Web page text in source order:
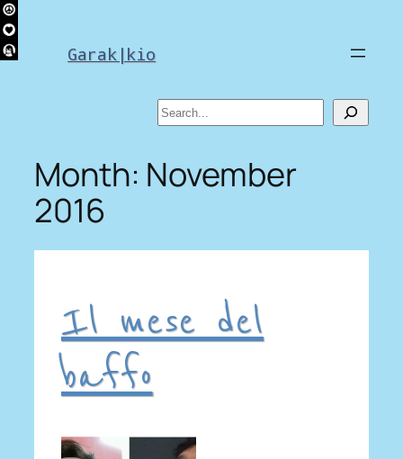
Skip
to
content Garak|kio
Search
Month: November
2016
Il mese del
baffo